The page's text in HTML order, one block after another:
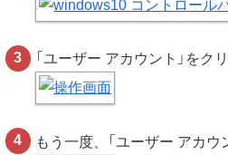
「ユーザー アカウント」をク
もう一度、「ユーザー アカウ